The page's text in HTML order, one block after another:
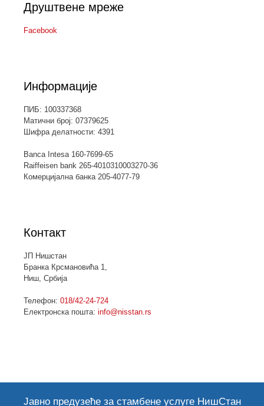
Друштвене мреже
Facebook
Информације
ПИБ: 100337368
Матични број: 07379625
Шифра делатности: 4391
Banca Intesa 160-7699-65
Raiffeisen bank 265-4010310003270-36
Комерцијална банка 205-4077-79
Контакт
ЈП Нишстан
Бранка Крсмановића 1,
Ниш, Србија
Телефон: 018/42-24-724
Електронска пошта: info@nisstan.rs
Јавно предузеће за стамбене услуге НишСтан